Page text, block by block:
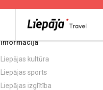
Informācija
Liepājas kultūra
Liepājas sports
Liepājas izglītība